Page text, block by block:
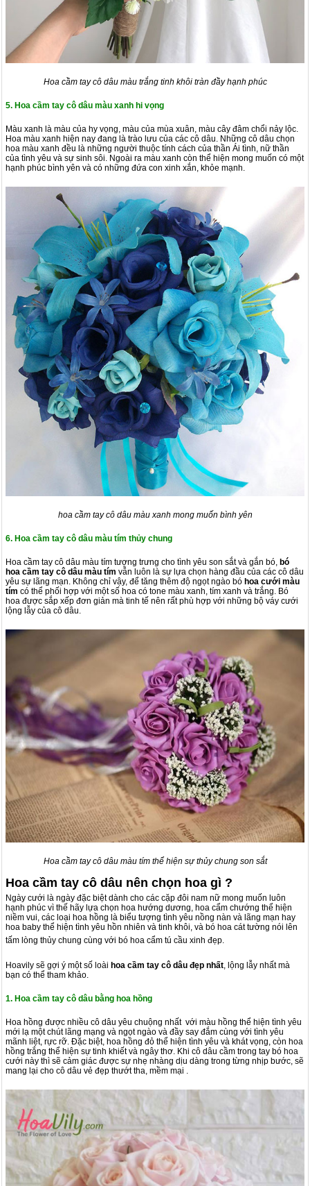
Hoa cầm tay cô dâu màu trắng tinh khôi tràn đầy hạnh phúc
5. Hoa cầm tay cô dâu màu xanh hi vọng
Màu xanh là màu của hy vọng, màu của mùa xuân, màu cây đâm chổi nảy lộc.
Hoa màu xanh hiện nay đang là trào lưu của các cô dâu. Những cô dâu chọn
hoa màu xanh đều là những người thuộc tính cách của thần Ái tình, nữ thần
của tình yêu và sự sinh sôi. Ngoài ra màu xanh còn thể hiện mong muốn có một
hạnh phúc bình yên và có những đứa con xinh xắn, khỏe mạnh.
hoa cầm tay cô dâu màu xanh mong muốn bình yên
6. Hoa cầm tay cô dâu màu tím thủy chung
Hoa cầm tay cô dâu màu tím tượng trưng cho tình yêu son sắt và gắn bó, bó
hoa cầm tay cô dâu màu tím vẫn luôn là sự lựa chọn hàng đầu của các cô dâu
yêu sự lãng mạn. Không chỉ vậy, để tăng thêm độ ngọt ngào bó hoa cưới màu
tím có thể phối hợp với một số hoa có tone màu xanh, tím xanh và trắng. Bó
hoa được sắp xếp đơn giản mà tinh tế nên rất phù hợp với những bộ váy cưới
lộng lẫy của cô dâu.
Hoa cầm tay cô dâu màu tím thể hiện sự thủy chung son sắt
Hoa cầm tay cô dâu nên chọn hoa gì ?
Ngày cưới là ngày đặc biệt dành cho các cặp đôi nam nữ mong muốn luôn
hạnh phúc vì thế hãy lựa chọn hoa hướng dương, hoa cẩm chướng thể hiện
niềm vui, các loại hoa hồng là biểu tượng tình yêu nồng nàn và lãng mạn hay
hoa baby thể hiện tình yêu hồn nhiên và tinh khôi, và bó hoa cát tường nói lên
tấm lòng thủy chung cùng với bó hoa cẩm tú cầu xinh đẹp.
Hoavily sẽ gợi ý một số loài hoa cầm tay cô dâu đẹp nhất, lộng lẫy nhất mà
bạn có thể tham khảo.
1. Hoa cầm tay cô dâu bằng hoa hồng
Hoa hồng được nhiều cô dâu yêu chuộng nhất với màu hồng thể hiện tình yêu
mới lạ một chút lãng mạng và ngọt ngào và đầy say đắm cùng với tình yêu
mãnh liệt, rực rỡ. Đặc biệt, hoa hồng đỏ thể hiện tình yêu và khát vọng, còn hoa
hồng trắng thể hiện sự tinh khiết và ngây thơ. Khi cô dâu cầm trong tay bó hoa
cưới này thì sẽ cảm giác được sự nhẹ nhàng dịu dàng trong từng nhịp bước, sẽ
mang lại cho cô dâu vẻ đẹp thướt tha, mềm mại .